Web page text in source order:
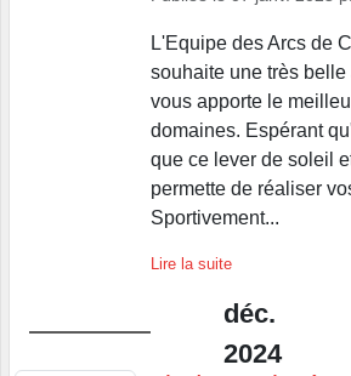
L'Equipe des Arcs de
souhaite une très
vous apporte le
domaines. Espérant
que ce lever de soleil
permette de réaliser
Sportivement...
Lire la suite
déc.
2024